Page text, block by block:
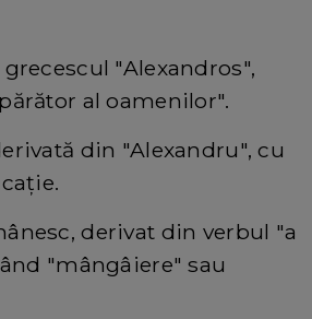
grecescul "Alexandros",
al oamenilor".
din "Alexandru", cu
derivat din verbul "a
"mângâiere" sau